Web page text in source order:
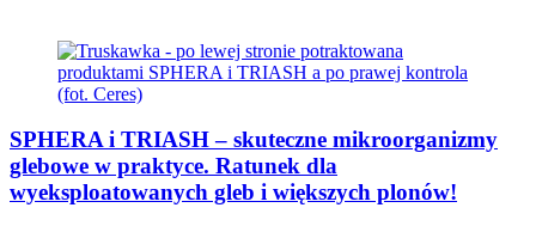
SPHERA i TRIASH – skuteczne mikroorganizmy
glebowe w praktyce. Ratunek dla
wyeksploatowanych gleb i większych plonów!